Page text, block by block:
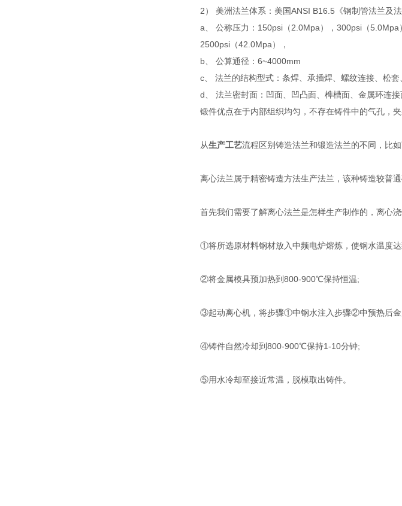
2） 美洲法兰体系：美国ANSI B16.5《钢制管法兰及
a、 公称压力：150psi（2.0Mpa），300psi（
2500psi（42.0Mpa），
b、 公算通径：6~4000mm
c、 法兰的结构型式：条焊、承插焊、螺纹连接、松套
d、 法兰密封面：凹面、凹凸面、榫槽面、金属环连接
锻件优点在于内部组织均匀，不存在铸件中的气孔，
从生产工艺流程区别铸造法兰和锻造法兰的不同，比
离心法兰属于精密铸造方法生产法兰，该种铸造较普
首先我们需要了解离心法兰是怎样生产制作的，离心
①将所选原材料钢材放入中频电炉熔炼，使钢水温度
②将金属模具预加热到800-900℃保持恒温;
③起动离心机，将步骤①中钢水注入步骤②中预热后金
④铸件自然冷却到800-900℃保持1-10分钟;
⑤用水冷却至接近常温，脱模取出铸件。